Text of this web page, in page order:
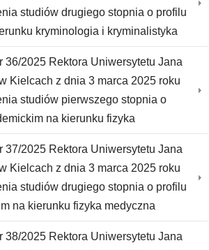
studiów drugiego stopnia o profilu
kryminologia i kryminalistyka
36/2025 Rektora Uniwersytetu Jana
Kielcach z dnia 3 marca 2025 roku
studiów pierwszego stopnia o
na kierunku fizyka
37/2025 Rektora Uniwersytetu Jana
Kielcach z dnia 3 marca 2025 roku
studiów drugiego stopnia o profilu
na kierunku fizyka medyczna
38/2025 Rektora Uniwersytetu Jana